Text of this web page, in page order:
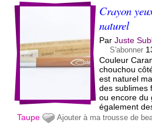
Crayon
naturel
ParJuste
S'abonner
Couleur
chouchou
est naturel
des sublimes
ou encore du
également
Taupe
Ajouter à ma trousse de